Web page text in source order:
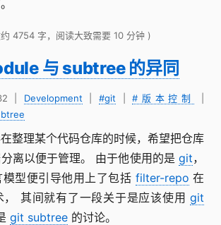
4754 字，阅读大致需要 10 分钟 )
与 subtree 的异同
Development |#git |#版本控制
整理某个代码仓库的时候，希望把仓库
离以便于管理。 由于他使用的是 git，
型便引导他用上了包括 filter-repo 在
， 其间就有了一段关于是应该使用 git
git subtree 的讨论。